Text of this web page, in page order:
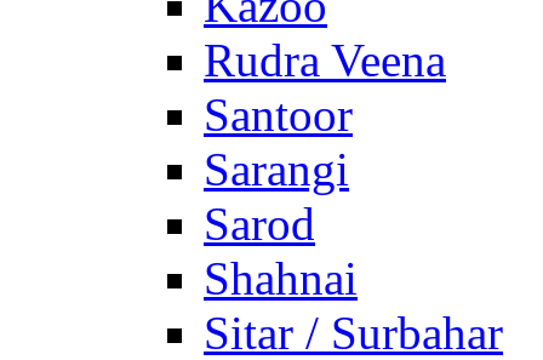
Rudra Veena
Santoor
Sarangi
Sarod
Shahnai
Sitar / Surbahar